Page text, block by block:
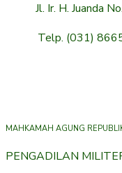
Jl. Ir. H. Juanda
Telp. (031)
MAHKAMAH AGUNG
PENGADILAN